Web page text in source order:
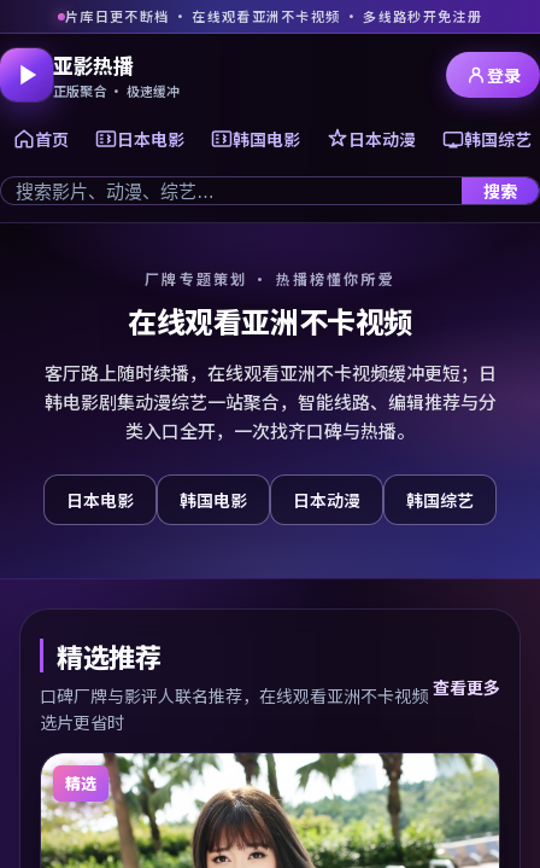
片库日更不断档 · 在线观看亚洲不卡视频 · 多线路秒开免注册
亚影热播
正版聚合 · 极速缓冲
首页 日本电影 韩国电影 日本动漫 韩国综艺
搜索
登录
厂牌专题策划 · 热播榜懂你所爱
在线观看亚洲不卡视频
客厅路上随时续播，在线观看亚洲不卡视频缓冲更短；日
韩电影剧集动漫综艺一站聚合，智能线路、编辑推荐与分
类入口全开，一次找齐口碑与热播。
日本电影 韩国电影 日本动漫 韩国综艺
精选推荐
口碑厂牌与影评人联名推荐，在线观看亚洲不卡视频
选片更省时
查看更多
精选